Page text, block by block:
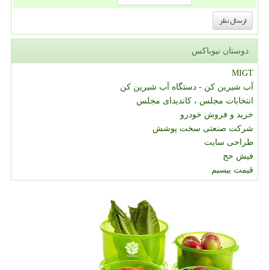
دوستان نیوباکس
MIGT
آب شیرین کن - دستگاه آب شیرین کن
انتخابات مجلس ، کاندیدای مجلس
خرید و فروش خودرو
شرکت صنعتی سخت پوشش
طراحی سایت
فیش حج
قیمت بیسیم